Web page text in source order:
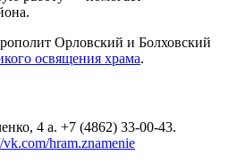
Орловский и Болховский
освящения храма.
4 a. +7 (4862) 33-00-43.
vk.com/hram.znamenie